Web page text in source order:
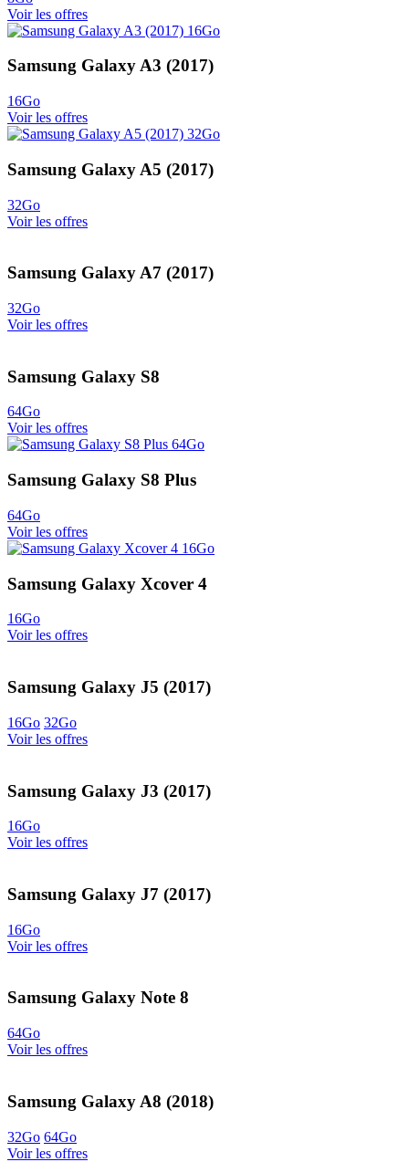
Voir les offres
Samsung Galaxy A3 (2017)
16Go
Voir les offres
Samsung Galaxy A5 (2017)
32Go
Voir les offres
Samsung Galaxy A7 (2017)
32Go
Voir les offres
Samsung Galaxy S8
64Go
Voir les offres
Samsung Galaxy S8 Plus
64Go
Voir les offres
Samsung Galaxy Xcover 4
16Go
Voir les offres
Samsung Galaxy J5 (2017)
16Go 32Go
Voir les offres
Samsung Galaxy J3 (2017)
16Go
Voir les offres
Samsung Galaxy J7 (2017)
16Go
Voir les offres
Samsung Galaxy Note 8
64Go
Voir les offres
Samsung Galaxy A8 (2018)
32Go 64Go
Voir les offres